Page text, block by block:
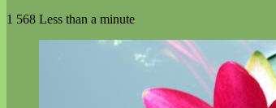
1 568 Less than a minute